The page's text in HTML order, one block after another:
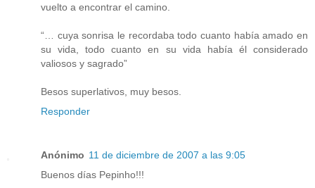
vuelto a encontrar el camino.
“… cuya sonrisa le recordaba todo cuanto había amado en
su vida, todo cuanto en su vida había él considerado
valiosos y sagrado”
Besos superlativos, muy besos.
Responder
Anónimo 11 de diciembre de 2007 a las 9:05
Buenos días Pepinho!!!